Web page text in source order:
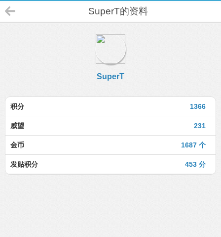
SuperT的资料
SuperT
1366
积分
231
威望
1687 个
金币
453 分
发贴积分